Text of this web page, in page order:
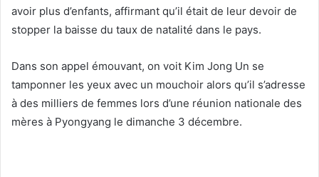
avoir plus d’enfants, affirmant qu’il était de leur devoir de
stopper la baisse du taux de natalité dans le pays.
Dans son appel émouvant, on voit Kim Jong Un se
tamponner les yeux avec un mouchoir alors qu’il s’adresse
à des milliers de femmes lors d’une réunion nationale des
mères à Pyongyang le dimanche 3 décembre.